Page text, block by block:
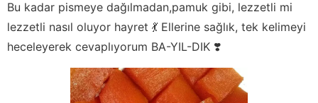
Bu kadar pismeye dağılmadan,pamuk gibi, lezzetli mi
lezzetli nasıl oluyor hayret 💃 Ellerine sağlık, tek kelimeyi
heceleyerek cevaplıyorum BA-YIL-DIK ❣️